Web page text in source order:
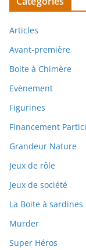
Articles
Avant-première
Boite à Chimère
Evènement
Figurines
Financement
Grandeur Nature
Jeux de rôle
Jeux de société
La Boite à sardines
Murder
Super Héros